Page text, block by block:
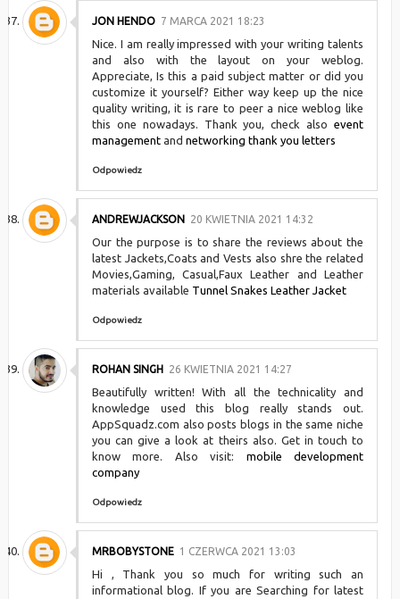
JON HENDO 7 MARCA 2021 18:23
Nice. I am really impressed with your writing talents
and also with the layout on your weblog.
Appreciate, Is this a paid subject matter or did you
customize it yourself? Either way keep up the nice
quality writing, it is rare to peer a nice weblog like
this one nowadays. Thank you, check alsoevent
managementand networking thank you letters
Odpowiedz
ANDREWJACKSON 20 KWIETNIA 2021 14:32
Our the purpose is to share the reviews about the
latest Jackets,Coats and Vests also shre the related
Movies,Gaming, Casual,Faux Leather and Leather
materials available Tunnel Snakes Leather Jacket
Odpowiedz
ROHAN SINGH 26 KWIETNIA 2021 14:27
Beautifully written! With all the technicality and
knowledge used this blog really stands out.
AppSquadz.com also posts blogs in the same niche
you can give a look at theirs also. Get in touch to
know more. Also visit: mobile development
company
Odpowiedz
MRBOBYSTONE 1 CZERWCA 2021 13:03
Hi , Thank you so much for writing such an
informational blog. If you are Searching for latest